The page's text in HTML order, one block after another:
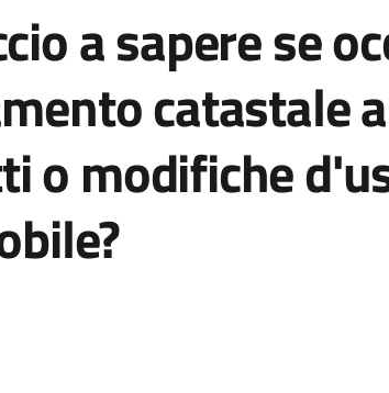
a sapere se
catastale
o modifiche